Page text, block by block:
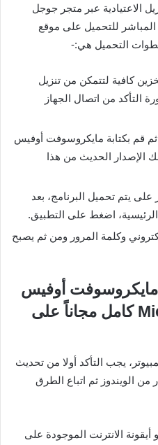
الاعتيادية عبر متجر جوجل
المباشر للتحميل على موقع
التحميل هي:-
كافية لتتمكن من تنزيل
التأكد من اتصال الجهاز
قم بكتابة مايكروسوفت أوفيس
الحديث من هذا
يتم تحميل البرنامج، بعد
اضغط على التطبيق.
وكلمة المرور ومن ثم يصبح
أوفيس
2025 Microsoft Office كامل مجاناً على
يجب التأكد أولا من تحديث
من الويندوز ثم اتباع الطرق
الانترنت الموجودة على